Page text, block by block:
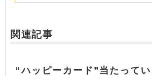
関連記事
“ハッピーカード”当たってい